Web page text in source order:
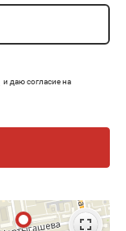
и даю согласие на